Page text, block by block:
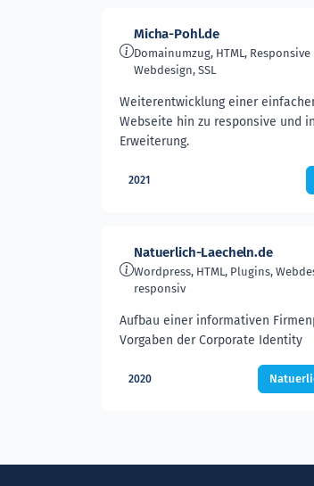
Micha-Pohl.de
Domainumzug, HTML, Responsive
Webdesign, SSL
Weiterentwicklung einer
Webseite hin zu responsive und
Erweiterung.
2021
Natuerlich-Laecheln.de
Wordpress, HTML, Plugins,
responsiv
Aufbau einer informativen
Vorgaben der Corporate Identity
2020